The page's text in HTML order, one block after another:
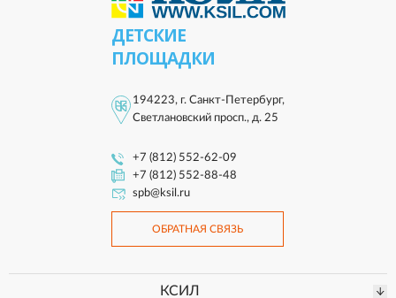
ДЕТСКИЕ
ПЛОЩАДКИ
194223, г. Санкт-Петербург,
Светлановский просп., д. 25
+7 (812) 552-62-09
+7 (812) 552-88-48
spb@ksil.ru
ОБРАТНАЯ СВЯЗЬ
КСИЛ